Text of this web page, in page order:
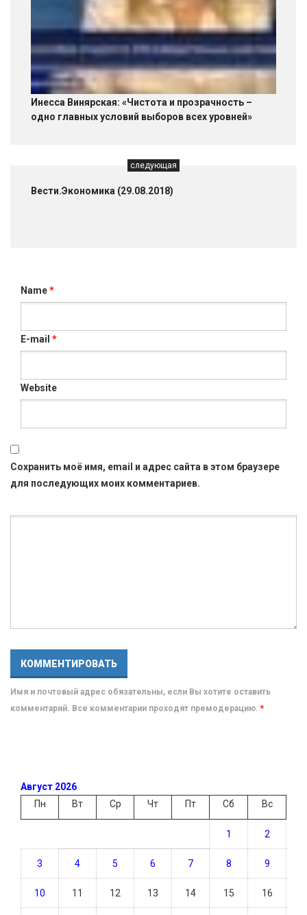
Инесса Винярская: «Чистота и прозрачность –
одно главных условий выборов всех уровней»
следующая
Вести.Экономика (29.08.2018)
Name*
E-mail *
Website
Сохранить моё имя, email и адрес сайта в этом браузере
для последующих моих комментариев.
Имя и почтовый адрес обязательны, если Вы хотите оставить
комментарий. Все комментарии проходят премодерацию. *
Август 2026
Пн
Вт Ср Чт Пт Сб Вс
1 2
3 4 5 6 7 8 9
10 11 12 13 14 15 16